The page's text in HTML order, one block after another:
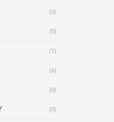
(0)
(0)
(1)
(6)
(0)
(0)